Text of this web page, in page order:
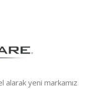
alarak yeni markamız